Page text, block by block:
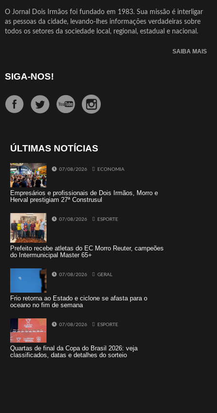
O Jornal Dois Irmãos foi fundado em 1983. Sua missão é interligar
as pessoas da cidade, levando-lhes informações verdadeiras sobre
todos os setores da sociedade local, regional, estadual e nacional.
SAIBA MAIS
SIGA-NOS!
ÚLTIMAS NOTÍCIAS
07/08/2026 ECONOMIA
Empresários e profissionais de Dois Irmãos, Morro e
Herval prestigiam 27ª Construsul
07/08/2026 ESPORTE
Prefeito recebe atletas do EC Morro Reuter, campeões
do Intermunicipal Master 65+
07/08/2026 GERAL
Frio retorna ao Estado e ciclone se afasta para o
oceano no fim de semana
07/08/2026 ESPORTE
Quartas de final da Copa do Brasil 2026: veja
classificados, datas e detalhes do sorteio